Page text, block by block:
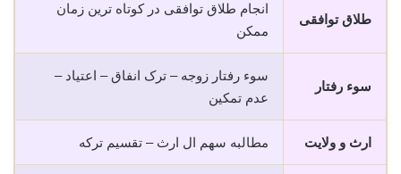
طلاق توافقی
انجام طلاق توافقی در کوتاه ترین زمان
ممکن
سوء رفتار
سوء رفتار زوجه – ترک انفاق – اعتیاد –
عدم تمکین
ارث و ولایت مطالبه سهم ال ارث – تقسیم ترکه